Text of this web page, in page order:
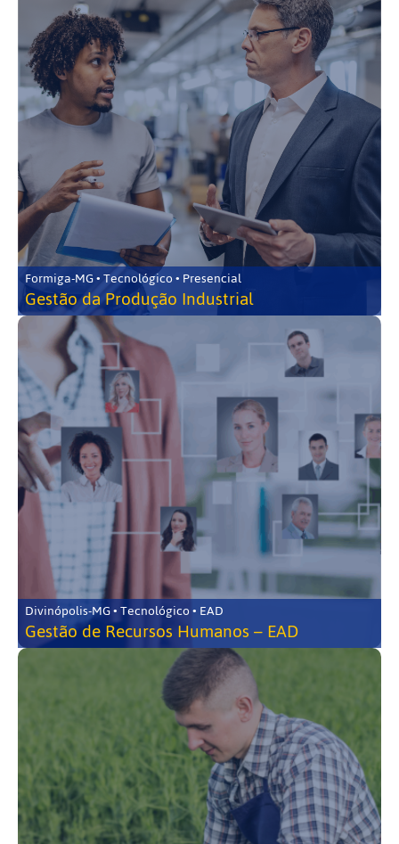
Formiga-MG • Tecnológico • Presencial
Gestão da Produção Industrial
Divinópolis-MG • Tecnológico • EAD
Gestão de Recursos Humanos – EAD